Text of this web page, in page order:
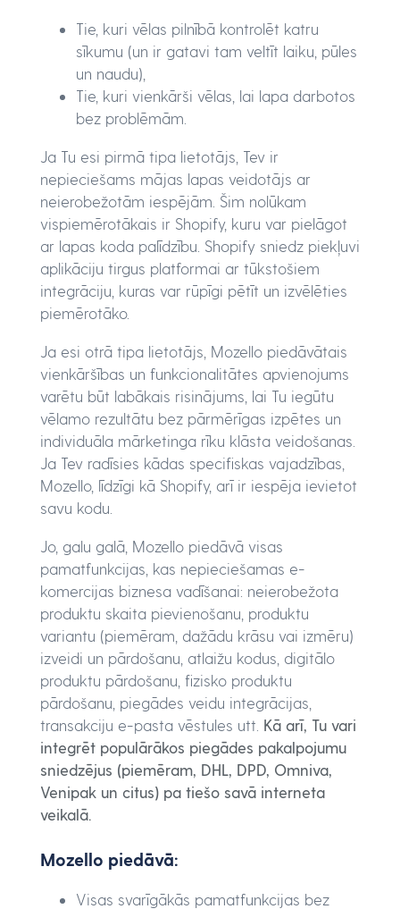
Tie, kuri vēlas pilnībā kontrolēt katru
sīkumu (un ir gatavi tam veltīt laiku, pūles
un naudu),
Tie, kuri vienkārši vēlas, lai lapa darbotos
bez problēmām.
Ja Tu esi pirmā tipa lietotājs, Tev ir
nepieciešams mājas lapas veidotājs ar
neierobežotām iespējām. Šim nolūkam
vispiemērotākais ir Shopify, kuru var pielāgot
ar lapas koda palīdzību. Shopify sniedz piekļuvi
aplikāciju tirgus platformai ar tūkstošiem
integrāciju, kuras var rūpīgi pētīt un izvēlēties
piemērotāko.
Ja esi otrā tipa lietotājs, Mozello piedāvātais
vienkāršības un funkcionalitātes apvienojums
varētu būt labākais risinājums, lai Tu iegūtu
vēlamo rezultātu bez pārmērīgas izpētes un
individuāla mārketinga rīku klāsta veidošanas.
Ja Tev radīsies kādas specifiskas vajadzības,
Mozello, līdzīgi kā Shopify, arī ir iespēja ievietot
savu kodu.
Jo, galu galā, Mozello piedāvā visas
pamatfunkcijas, kas nepieciešamas e-
komercijas biznesa vadīšanai: neierobežota
produktu skaita pievienošanu, produktu
variantu (piemēram, dažādu krāsu vai izmēru)
izveidi un pārdošanu, atlaižu kodus, digitālo
produktu pārdošanu, fizisko produktu
pārdošanu, piegādes veidu integrācijas,
transakciju e-pasta vēstules utt. Kā arī, Tu vari
integrēt populārākos piegādes pakalpojumu
sniedzējus (piemēram, DHL, DPD, Omniva,
Venipak un citus) pa tiešo savā interneta
veikalā.
Mozello piedāvā:
Visas svarīgākās pamatfunkcijas bez